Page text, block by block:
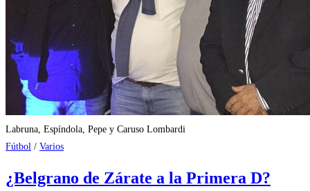
Labruna, Espíndola, Pepe y Caruso Lombardi
Fútbol / Varios
¿Belgrano de Zárate a la Primera D?